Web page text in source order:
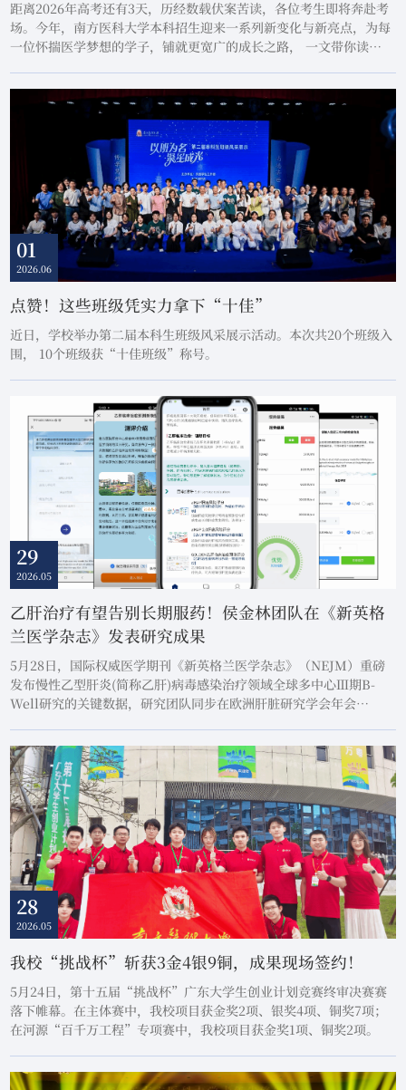
距离2026年高考还有3天，历经数载伏案苦读，各位考生即将奔赴考
场。今年，南方医科大学本科招生迎来一系列新变化与新亮点，为每
一位怀揣医学梦想的学子，铺就更宽广的成长之路， 一文带你读
01
2026.06
点赞！这些班级凭实力拿下“十佳”
近日，学校举办第二届本科生班级风采展示活动。本次共20个班级入
围， 10个班级获“十佳班级”称号。
29
2026.05
乙肝治疗有望告别长期服药！侯金林团队在《新英格
兰医学杂志》发表研究成果
5月28日，国际权威医学期刊《新英格兰医学杂志》（NEJM）重磅
发布慢性乙型肝炎(简称乙肝)病毒感染治疗领域全球多中心Ⅲ期B-
Well研究的关键数据，研究团队同步在欧洲肝脏研究学会年会
28
2026.05
我校“挑战杯”斩获3金4银9铜，成果现场签约！
5月24日，第十五届“挑战杯”广东大学生创业计划竞赛终审决赛赛
落下帷幕。在主体赛中，我校项目获金奖2项、银奖4项、铜奖7项；
在河源“百千万工程”专项赛中，我校项目获金奖1项、铜奖2项。